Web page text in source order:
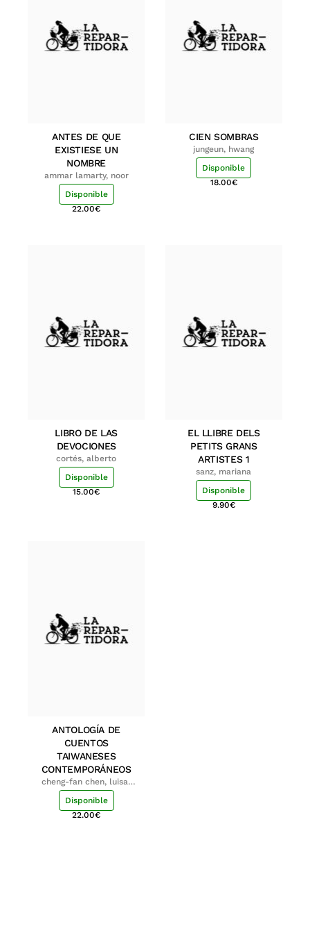
ANTES DE QUE
EXISTIESE UN
NOMBRE
ammar lamarty, noor
Disponible
22.00€
CIEN SOMBRAS
jungeun, hwang
Disponible
18.00€
LIBRO DE LAS
DEVOCIONES
cortés, alberto
Disponible
15.00€
EL LLIBRE DELS
PETITS GRANS
ARTISTES 1
sanz, mariana
Disponible
9.90€
ANTOLOGÍA DE
CUENTOS
TAIWANESES
CONTEMPORÁNEOS
cheng-fan chen, luisa;
shu-ying chang, luisa
Disponible
22.00€